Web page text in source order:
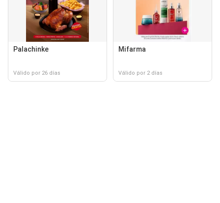
Palachinke
Válido por 26 días
Mifarma
Válido por 2 días